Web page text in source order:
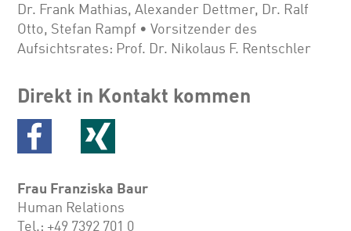
Dr. Frank Mathias, Alexander Dettmer, Dr. Ralf
Otto, Stefan Rampf • Vorsitzender des
Aufsichtsrates: Prof. Dr. Nikolaus F. Rentschler
Direkt in Kontakt kommen
Frau Franziska Baur
Human Relations
Tel.: +49 7392 701 0